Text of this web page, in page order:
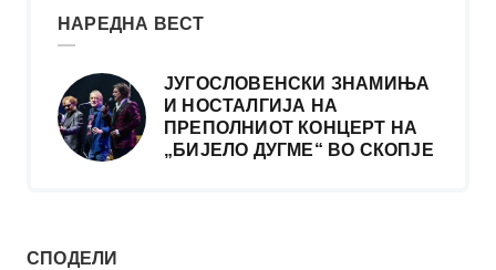
НАРЕДНА ВЕСТ
ЈУГОСЛОВЕНСКИ ЗНАМИЊА
И НОСТАЛГИЈА НА
ПРЕПОЛНИОТ КОНЦЕРТ НА
„БИЈЕЛО ДУГМЕ“ ВО СКОПЈЕ
СПОДЕЛИ